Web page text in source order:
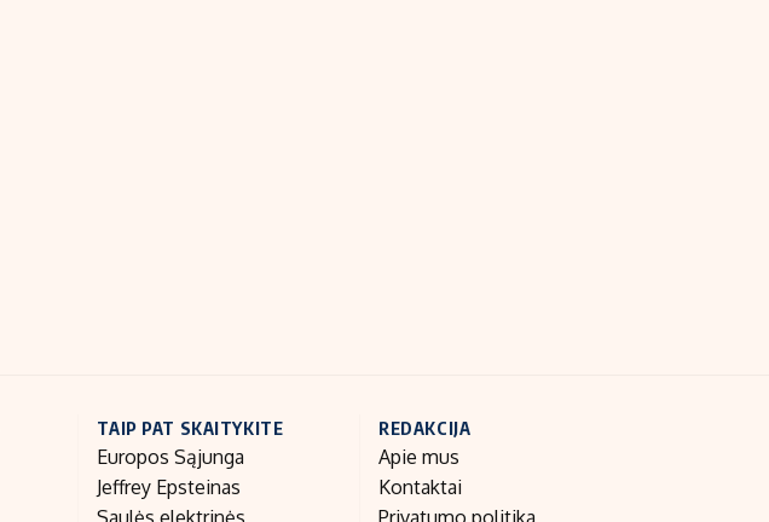
TAIP PAT SKAITYKITE
Europos Sąjunga
Jeffrey Epsteinas
REDAKCIJA
Apie mus
Kontaktai